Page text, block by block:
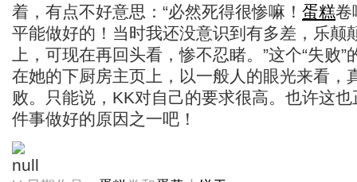
着，有点不好意思：“必然死得很惨嘛！ 蛋糕卷
平能做好的！当时我还没意识到有多差，乐颠
上，可现在再回头看，惨不忍睹。”这个“失败
在她的下厨房主页上，以一般人的眼光来看，
败。只能说，KK对自己的要求很高。也许这
件事做好的原因之一吧！